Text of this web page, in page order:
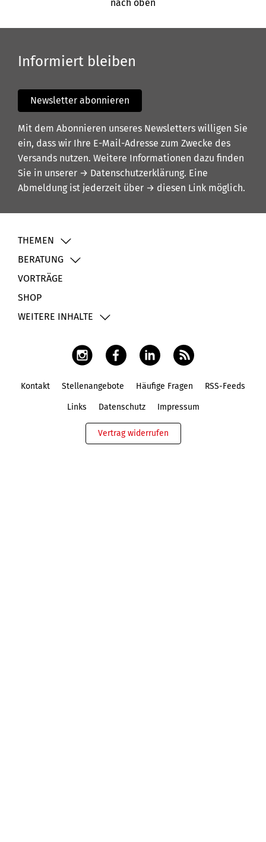
nach oben
Informiert bleiben
Newsletter abonnieren
Mit dem Abonnieren unseres Newsletters willigen Sie
ein, dass wir Ihre E-Mail-Adresse zum Zwecke des
Versands nutzen. Weitere Informationen dazu finden
Sie in unserer → Datenschutzerklärung. Eine
Abmeldung ist jederzeit über → diesen Link möglich.
THEMEN
BERATUNG
VORTRÄGE
SHOP
WEITERE INHALTE
Kontakt Stellenangebote Häufige Fragen RSS-Feeds
Links Datenschutz Impressum
Vertrag widerrufen